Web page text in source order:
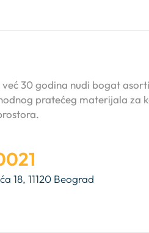
već 30 godina nudi bogat
pratećeg materijala za
18, 11120 Beograd